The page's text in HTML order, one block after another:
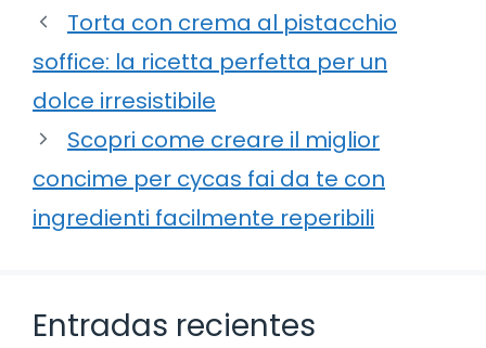
Torta con crema al pistacchio
soffice: la ricetta perfetta per un
dolce irresistibile
Scopri come creare il miglior
concime per cycas fai da te con
ingredienti facilmente reperibili
Entradas recientes